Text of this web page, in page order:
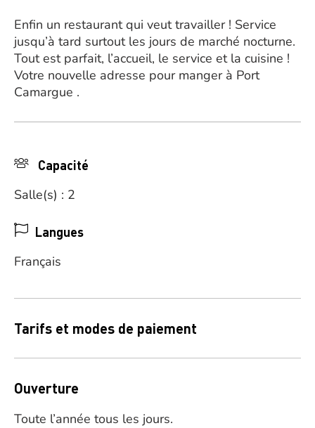
Enfin un restaurant qui veut travailler ! Service
jusqu’à tard surtout les jours de marché nocturne.
Tout est parfait, l’accueil, le service et la cuisine !
Votre nouvelle adresse pour manger à Port
Camargue .
Capacité
Salle(s) : 2
Langues
Français
Tarifs et modes de paiement
Ouverture
Toute l’année tous les jours.